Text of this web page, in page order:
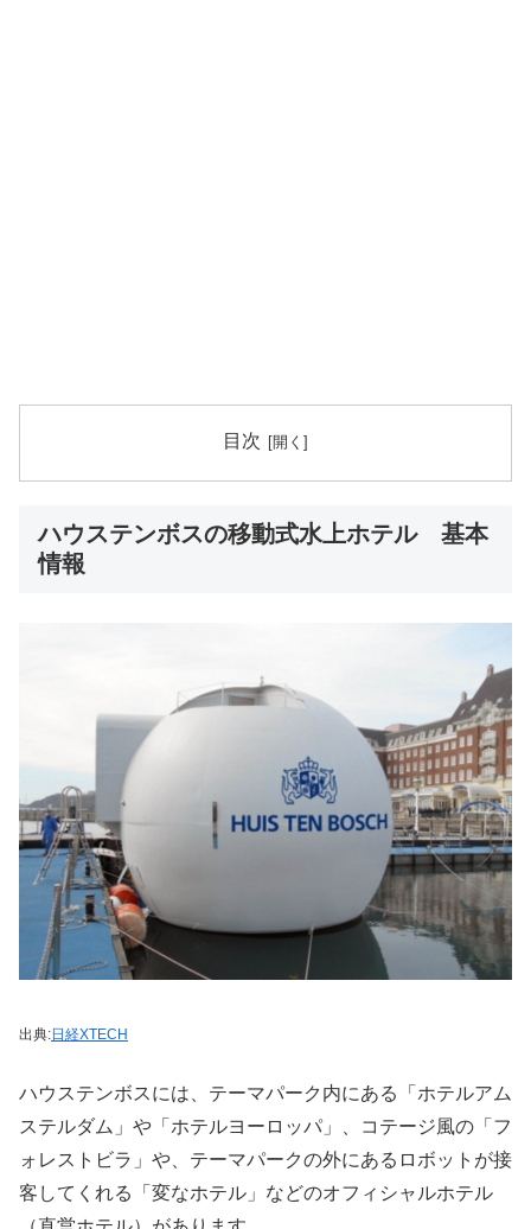
目次
ハウステンボスの移動式水上ホテル 基本
情報
出典:日経XTECH
ハウステンボスには、テーマパーク内にある「ホテルアム
ステルダム」や「ホテルヨーロッパ」、コテージ風の「フ
ォレストビラ」や、テーマパークの外にあるロボットが接
客してくれる「変なホテル」などのオフィシャルホテル